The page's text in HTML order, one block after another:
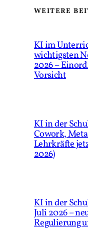
WEITERE
KI im
wichtigsten
2026 –
Vorsicht
KI in der
Cowork,
Lehrkräfte
2026)
KI in der
Juli 2026 –
Regulierung